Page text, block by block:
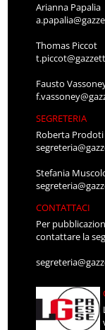
Arianna Papalia
Thomas Piccot
Fausto
SEGRETERIA
Roberta Prodoti
Stefania
CONTATTACI
Per
contattare la